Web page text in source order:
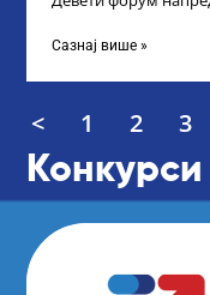
Сазнај више »
< 1 2 3
Конкурси